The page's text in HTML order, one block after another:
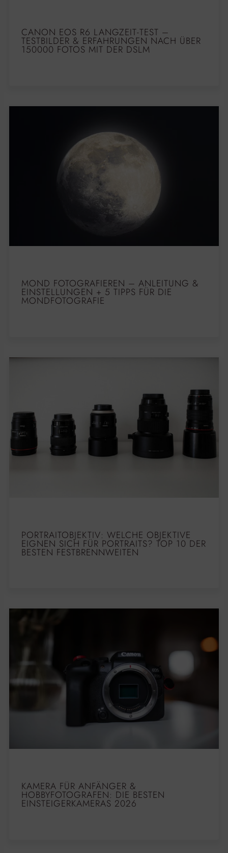
CANON EOS R6 LANGZEIT-TEST –
TESTBILDER & ERFAHRUNGEN NACH ÜBER
150000 FOTOS MIT DER DSLM
MOND FOTOGRAFIEREN – ANLEITUNG &
EINSTELLUNGEN + 5 TIPPS FÜR DIE
MONDFOTOGRAFIE
PORTRAITOBJEKTIV: WELCHE OBJEKTIVE
EIGNEN SICH FÜR PORTRAITS? TOP 10 DER
BESTEN FESTBRENNWEITEN
KAMERA FÜR ANFÄNGER &
HOBBYFOTOGRAFEN: DIE BESTEN
EINSTEIGERKAMERAS 2026